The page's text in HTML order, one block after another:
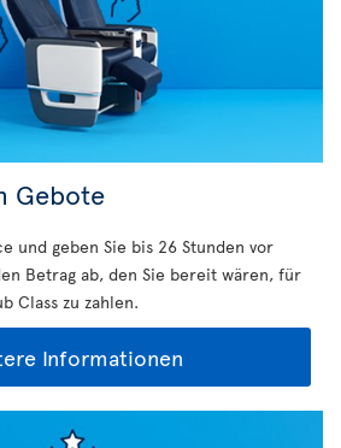
Gebote
und geben Sie bis 26 Stunden vor
Betrag ab, den Sie bereit wären, für
Class zu zahlen.
Informationen